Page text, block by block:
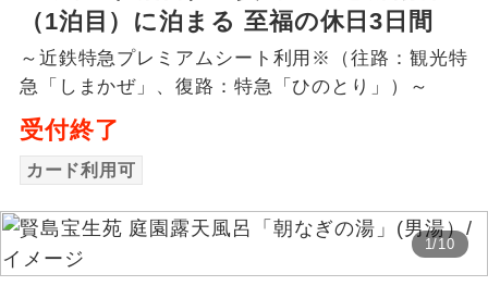
（1泊目）に泊まる 至福の休日3日間
～近鉄特急プレミアムシート利用※（往路：観光特
急「しまかぜ」、復路：特急「ひのとり」）～
受付終了
カード利用可
1/10
バスガイド乗
務
バスガイドが乗務し、車内での観光案内
があります。
世界遺産
絶景 絶景スポットに立ち寄るコースです。